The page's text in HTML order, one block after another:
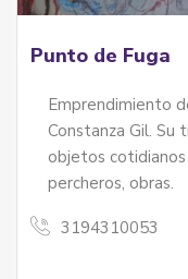
Punto de Fuga
Emprendimiento
Constanza Gil.
objetos
percheros, obras.
3194310053